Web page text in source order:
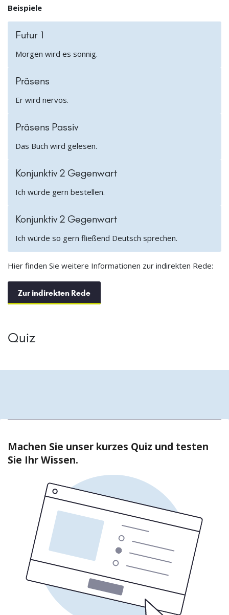
Beispiele
Futur 1
Morgen wird es sonnig.
Präsens
Er wird nervös.
Präsens Passiv
Das Buch wird gelesen.
Konjunktiv 2 Gegenwart
Ich würde gern bestellen.
Konjunktiv 2 Gegenwart
Ich würde so gern fließend Deutsch sprechen.
Hier finden Sie weitere Informationen zur indirekten Rede:
Zur indirekten Rede
Quiz